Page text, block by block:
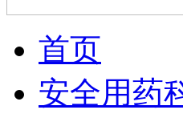
首页
安全用药